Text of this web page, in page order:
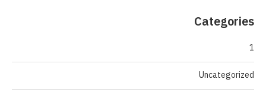
Categories
1
Uncategorized